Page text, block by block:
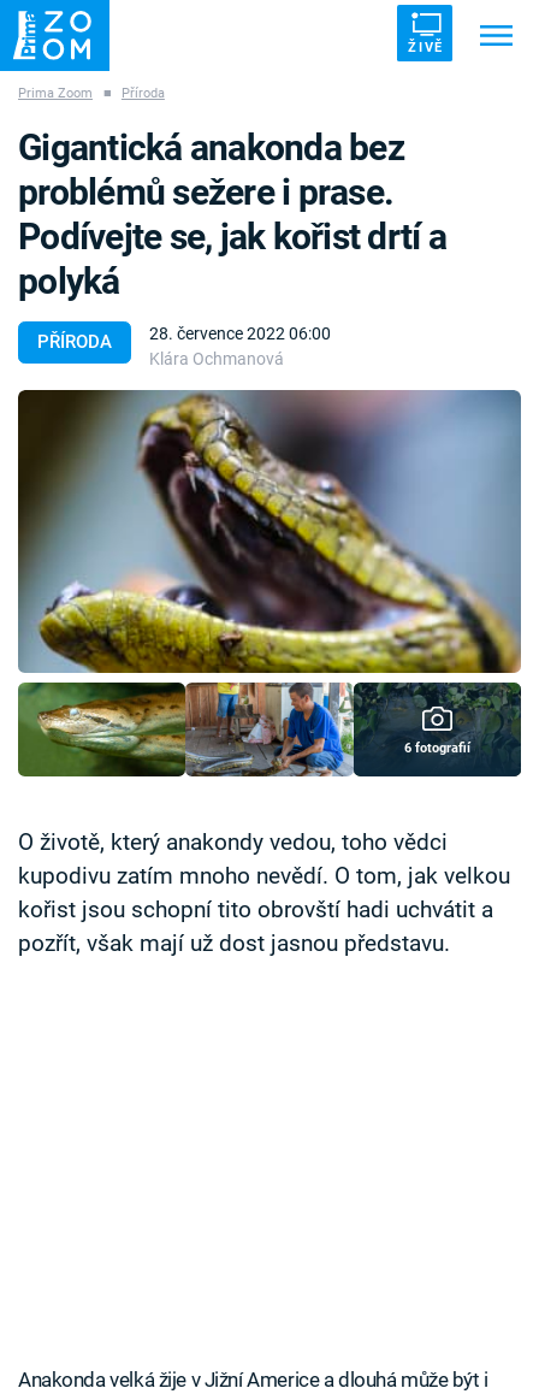
ŽIVĚ
ZÁHADY VETŘELCI DÁVNOVĚKU
Témata
Témata
TV Program
Časopis
Sledujte prima+
Přihlášení
Prima Zoom ■ Příroda
PŘÍRODA
28. července 2022 06:00
Klára Ochmanová
Gigantická anakonda bez
problémů sežere i prase.
Podívejte se, jak kořist drtí a
polyká
6 fotografií
O životě, který anakondy vedou, toho vědci
kupodivu zatím mnoho nevědí. O tom, jak velkou
kořist jsou schopní tito obrovští hadi uchvátit a
pozřít, však mají už dost jasnou představu.
Anakonda velká žije v Jižní Americe a dlouhá může být i